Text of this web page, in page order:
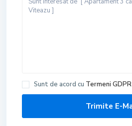
Sunt de acord cu Termeni GDPR